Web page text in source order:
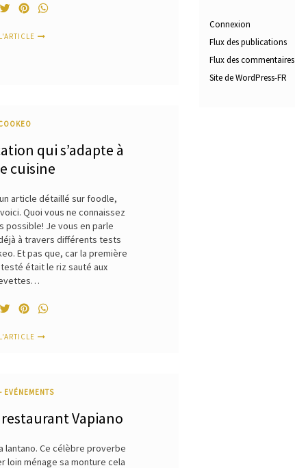
FacebookTwitterPinterest
qui s’adapte à
cuisine
article détaillé sur foodle,
Quoi vous ne connaissez
possible! Je vous en parle
à travers différents tests
Et pas que, car la première
était le riz sauté aux
FacebookTwitterPinterest
EVÉNEMENTS
Vapiano
lantano. Ce célèbre proverbe
loin ménage sa monture cela
Connexion
Flux des publications
Flux des commentaires
Site de WordPress-FR